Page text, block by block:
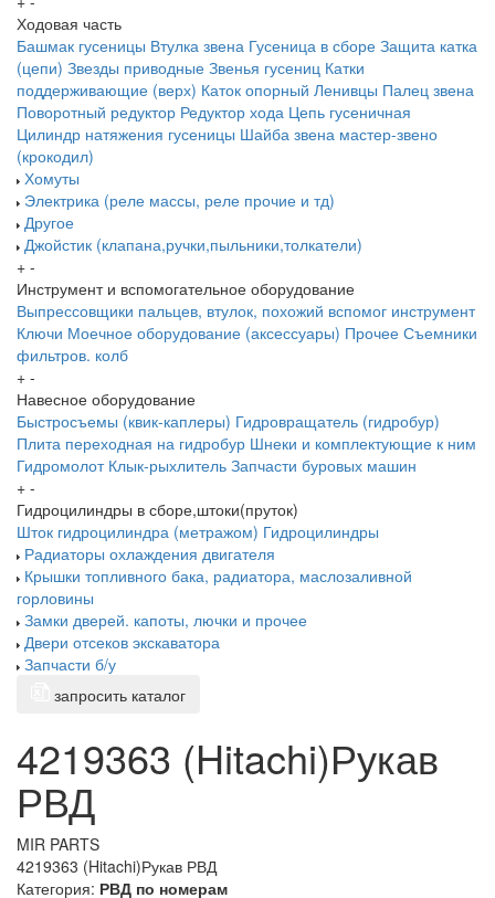
Ходовая часть
Башмак гусеницы Втулка звена Гусеница в сборе Защита катка
(цепи) Звезды приводные Звенья гусениц Катки
поддерживающие (верх) Каток опорный Ленивцы Палец звена
Поворотный редуктор Редуктор хода Цепь гусеничная
Цилиндр натяжения гусеницы Шайба звена мастер-звено
(крокодил)
Хомуты
Электрика (реле массы, реле прочие и тд)
Другое
Джойстик (клапана,ручки,пыльники,толкатели)
+ -
Инструмент и вспомогательное оборудование
Выпрессовщики пальцев, втулок, похожий вспомог инструмент
Ключи Моечное оборудование (аксессуары) Прочее Съемники
фильтров. колб
+ -
Навесное оборудование
Быстросъемы (квик-каплеры) Гидровращатель (гидробур)
Плита переходная на гидробур Шнеки и комплектующие к ним
Гидромолот Клык-рыхлитель Запчасти буровых машин
+ -
Гидроцилиндры в сборе,штоки(пруток)
Шток гидроцилиндра (метражом) Гидроцилиндры
Радиаторы охлаждения двигателя
Крышки топливного бака, радиатора, маслозаливной
горловины
Замки дверей. капоты, лючки и прочее
Двери отсеков экскаватора
Запчасти б/у
запросить каталог
4219363 (Hitachi)Рукав
РВД
MIR PARTS
4219363 (Hitachi)Рукав РВД
Категория: РВД по номерам